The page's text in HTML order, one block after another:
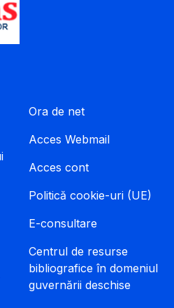
Ora de net
Acces Webmail
Acces cont
Politică cookie-uri (UE)
E-consultare
Centrul de resurse
bibliografice în domeniul
guvernării deschise